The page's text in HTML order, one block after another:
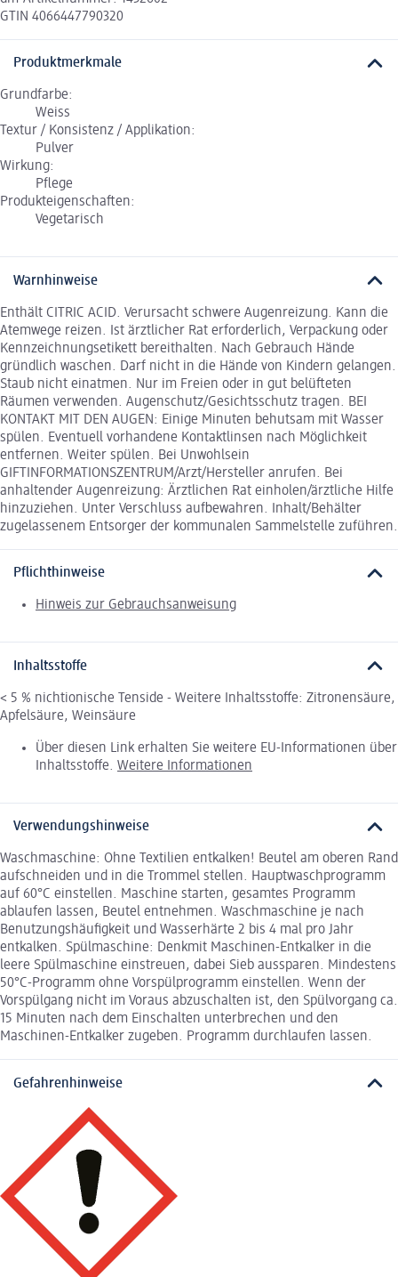
GTIN 4066447790320
Produktmerkmale
Grundfarbe:
Weiss
Textur / Konsistenz / Applikation:
Pulver
Wirkung:
Pflege
Produkteigenschaften:
Vegetarisch
Warnhinweise
Enthält CITRIC ACID. Verursacht schwere Augenreizung. Kann die
Atemwege reizen. Ist ärztlicher Rat erforderlich, Verpackung oder
Kennzeichnungsetikett bereithalten. Nach Gebrauch Hände
gründlich waschen. Darf nicht in die Hände von Kindern gelangen.
Staub nicht einatmen. Nur im Freien oder in gut belüfteten
Räumen verwenden. Augenschutz/Gesichtsschutz tragen. BEI
KONTAKT MIT DEN AUGEN: Einige Minuten behutsam mit Wasser
spülen. Eventuell vorhandene Kontaktlinsen nach Möglichkeit
entfernen. Weiter spülen. Bei Unwohlsein
GIFTINFORMATIONSZENTRUM/Arzt/Hersteller anrufen. Bei
anhaltender Augenreizung: Ärztlichen Rat einholen/ärztliche Hilfe
hinzuziehen. Unter Verschluss aufbewahren. Inhalt/Behälter
zugelassenem Entsorger der kommunalen Sammelstelle zuführen.
Pflichthinweise
Hinweis zur Gebrauchsanweisung
Inhaltsstoffe
< 5 % nichtionische Tenside - Weitere Inhaltsstoffe: Zitronensäure,
Apfelsäure, Weinsäure
Über diesen Link erhalten Sie weitere EU-Informationen über
Inhaltsstoffe. Weitere Informationen
Verwendungshinweise
Waschmaschine: Ohne Textilien entkalken! Beutel am oberen Rand
aufschneiden und in die Trommel stellen. Hauptwaschprogramm
auf 60°C einstellen. Maschine starten, gesamtes Programm
ablaufen lassen, Beutel entnehmen. Waschmaschine je nach
Benutzungshäufigkeit und Wasserhärte 2 bis 4 mal pro Jahr
entkalken. Spülmaschine: Denkmit Maschinen-Entkalker in die
leere Spülmaschine einstreuen, dabei Sieb aussparen. Mindestens
50°C-Programm ohne Vorspülprogramm einstellen. Wenn der
Vorspülgang nicht im Voraus abzuschalten ist, den Spülvorgang ca.
15 Minuten nach dem Einschalten unterbrechen und den
Maschinen-Entkalker zugeben. Programm durchlaufen lassen.
Gefahrenhinweise